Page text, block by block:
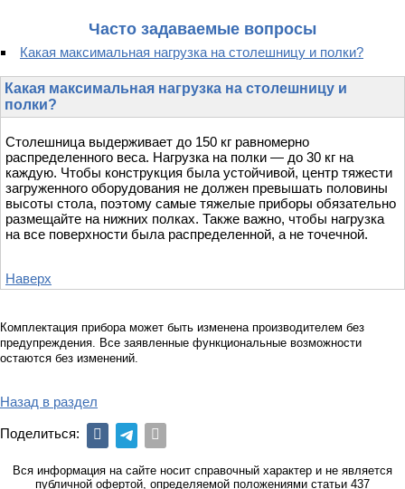
Часто задаваемые вопросы
Какая максимальная нагрузка на столешницу и полки?
Какая максимальная нагрузка на столешницу и
полки?
Столешница выдерживает до 150 кг равномерно
распределенного веса. Нагрузка на полки — до 30 кг на
каждую. Чтобы конструкция была устойчивой, центр тяжести
загруженного оборудования не должен превышать половины
высоты стола, поэтому самые тяжелые приборы обязательно
размещайте на нижних полках. Также важно, чтобы нагрузка
на все поверхности была распределенной, а не точечной.
Наверх
Комплектация прибора может быть изменена производителем без
предупреждения. Все заявленные функциональные возможности
остаются без изменений.
Назад в раздел
Поделиться:
Вся информация на сайте носит справочный характер и не является
публичной офертой, определяемой положениями статьи 437